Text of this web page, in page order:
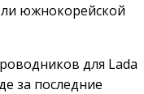
южнокорейской
для Lada
за последние